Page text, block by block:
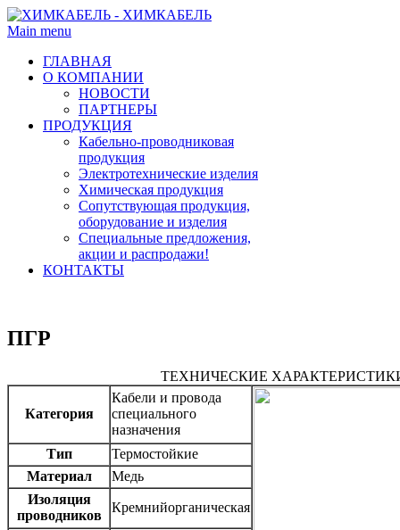
Main menu
ГЛАВНАЯ
О КОМПАНИИ
НОВОСТИ
ПАРТНЕРЫ
ПРОДУКЦИЯ
Кабельно-проводниковая
продукция
Электротехнические изделия
Химическая продукция
Сопутствующая продукция,
оборудование и изделия
Специальные предложения,
акции и распродажи!
КОНТАКТЫ
ПГР
ТЕХНИЧЕСКИЕ
Категория
Кабели и провода
специального
назначения
Тип
Термостойкие
Материал
Медь
Изоляция
проводников
Кремнийорганическая